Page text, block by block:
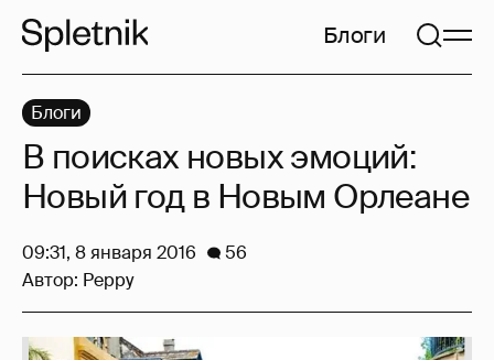
Блоги
Блоги
В поисках новых эмоций:
Новый год в Новым Орлеане
09:31, 8 января 2016
56
Автор: Peppy